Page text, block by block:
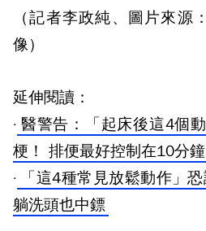
（記者李政純、圖片來源
像）
延伸閱讀：
· 醫警告：「起床後這4個
梗！ 排便最好控制在10分
·
「這4種常見放鬆動作」
躺洗頭也中鏢